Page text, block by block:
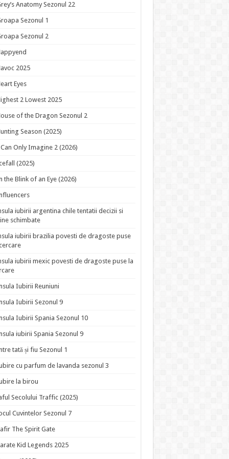
Anatomy Sezonul 22
Sezonul 1
Sezonul 2
2025
Eyes
2 Lowest 2025
of the Dragon Sezonul 2
Season (2025)
Only Imagine 2 (2026)
(2025)
the Blink of an Eye (2026)
iubirii argentina chile tentatii decizii si
schimbate
iubirii brazilia povesti de dragoste puse
iubirii mexic povesti de dragoste puse la
Iubirii Reuniuni
Iubirii Sezonul 9
Iubirii Spania Sezonul 10
iubirii Spania Sezonul 9
tată și fiu Sezonul 1
cu parfum de lavanda sezonul 3
la birou
Secolului Traffic (2025)
Cuvintelor Sezonul 7
The Spirit Gate
Kid Legends 2025